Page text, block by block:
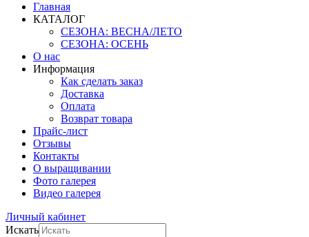
Главная
КАТАЛОГ
СЕЗОНА: ВЕСНА/ЛЕТО
СЕЗОНА: ОСЕНЬ
О нас
Информация
Как сделать заказ
Доставка
Оплата
Возврат товара
Прайс-лист
Отзывы
Контакты
О выращивании
Фото галерея
Видео галерея
Личный кабинет
Искать